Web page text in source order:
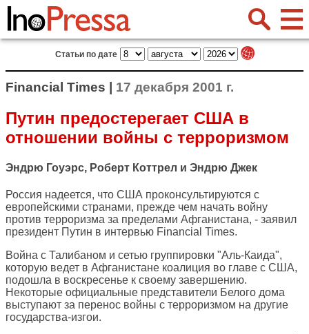
Статьи по дате
Financial Times | 17 декабря 2001 г.
Путин предостерегает США в
отношении войны с терроризмом
Эндрю Гоуэрс, Роберт Коттрел и Эндрю Джек
Россия надеется, что США проконсультируются с
европейскими странами, прежде чем начать войну
против терроризма за пределами Афганистана, - заявил
президент Путин в интервью Financial Times.
Война с Талибаном и сетью группировки "Аль-Каида",
которую ведет в Афганистане коалиция во главе с США,
подошла в воскресенье к своему завершению.
Некоторые официальные представители Белого дома
выступают за перенос войны с терроризмом на другие
государства-изгои.